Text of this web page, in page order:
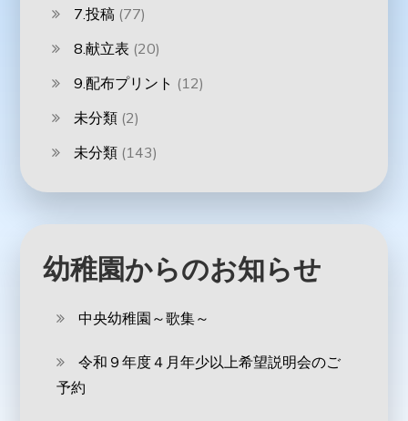
7.投稿 (77)
8.献立表 (20)
9.配布プリント (12)
未分類 (2)
未分類 (143)
幼稚園からのお知らせ
中央幼稚園～歌集～
令和９年度４月年少以上希望説明会のご
予約